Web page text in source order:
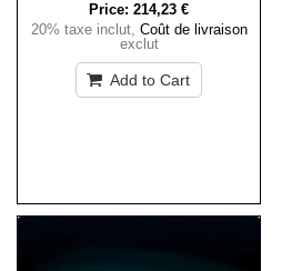
Price: 214,23 €
20% taxe inclut, Coût de livraison
exclut
Add to Cart